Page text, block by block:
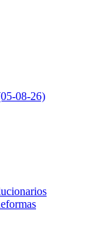
08-26)